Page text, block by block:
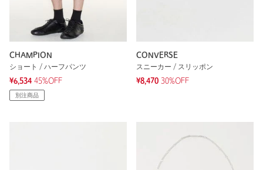
CHAMPION
ショート / ハーフパンツ
¥6,534 45%OFF
別注商品
CONVERSE
スニーカー / スリッポン
¥8,470 30%OFF